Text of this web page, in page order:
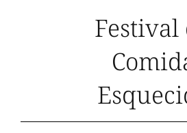
Festival